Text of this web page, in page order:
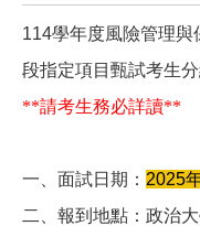
114學年度風險管理與
段指定項目甄試考生
**請考生務必詳讀**
一、面試日期： 2025
二、報到地點：政治